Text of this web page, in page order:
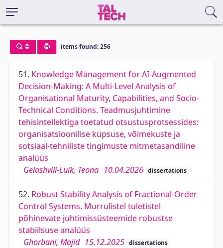
items found: 256
51. Knowledge Management for AI-Augmented
Decision-Making: A Multi-Level Analysis of
Organisational Maturity, Capabilities, and Socio-
Technical Conditions. Teadmusjuhtimine
tehisintellektiga toetatud otsustusprotsessides:
organisatsioonilise küpsuse, võimekuste ja
sotsiaal-tehniliste tingimuste mitmetasandiline
analüüs
Gelashvili-Luik, Teona 10.04.2026 dissertations
52. Robust Stability Analysis of Fractional-Order
Control Systems. Murrulistel tuletistel
põhinevate juhtimissüsteemide robustse
stabiilsuse analüüs
Ghorbani, Majid 15.12.2025 dissertations